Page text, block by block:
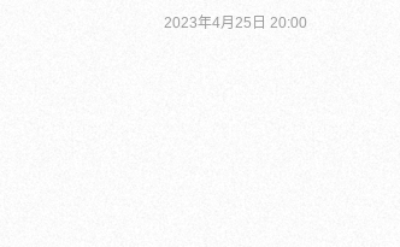
2023年4月25日 20:00